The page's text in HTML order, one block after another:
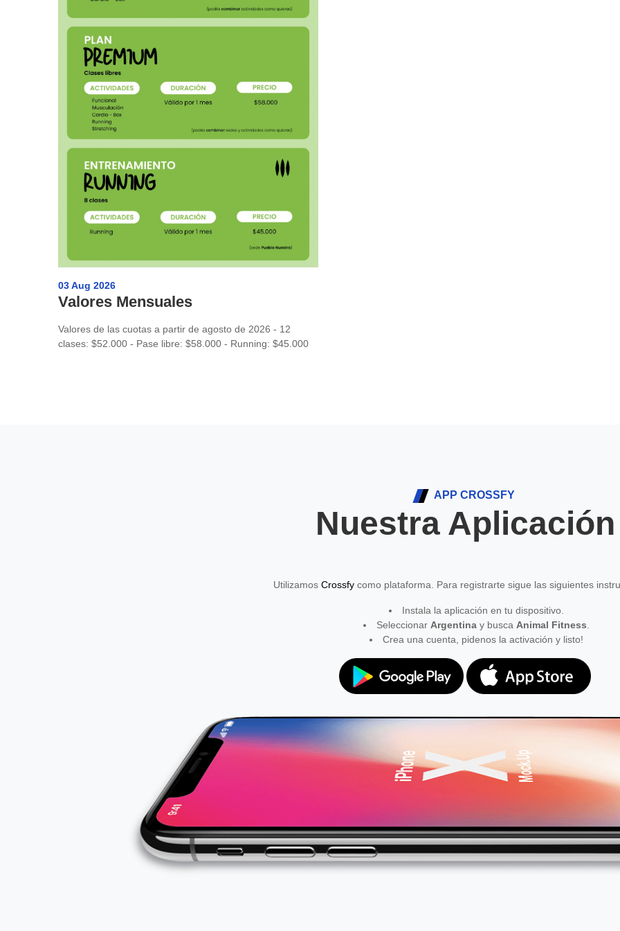
03 Aug 2026
Valores Mensuales
Valores de las cuotas a partir de agosto de 2026 - 12
clases: $52.000 - Pase libre: $58.000 - Running: $45.000
APP CROSSFY
Nuestra Aplicación
Utilizamos Crossfy como plataforma. Para registrarte sigue las siguientes
Instala la aplicación en tu dispositivo.
Seleccionar Argentinay busca Animal Fitness.
Crea una cuenta, pidenos la activación y listo!